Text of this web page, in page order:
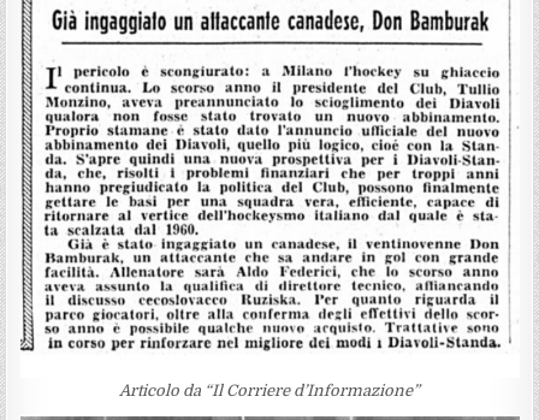
Articolo da “Il Corriere d’Informazione”